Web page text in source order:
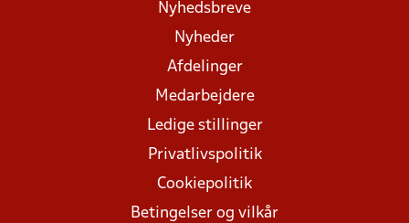
Nyhedsbreve
Nyheder
Afdelinger
Medarbejdere
Ledige stillinger
Privatlivspolitik
Cookiepolitik
Betingelser og vilkår